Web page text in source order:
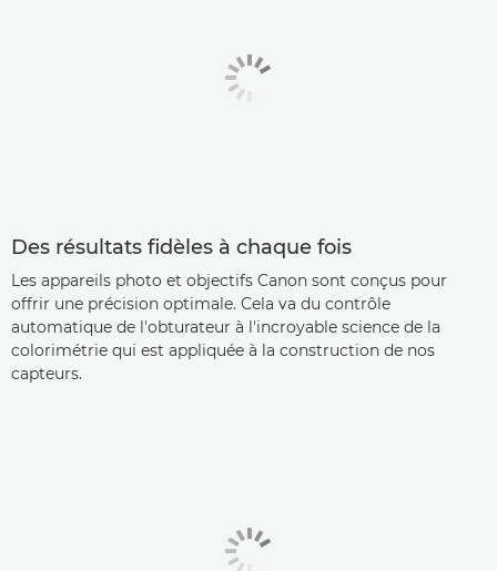
Des résultats fidèles à chaque fois
Les appareils photo et objectifs Canon sont conçus pour
offrir une précision optimale. Cela va du contrôle
automatique de l'obturateur à l'incroyable science de la
colorimétrie qui est appliquée à la construction de nos
capteurs.